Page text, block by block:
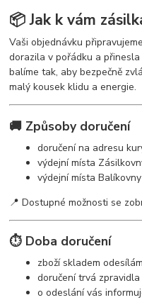
📦 Jak k vám
Vaši objednávku
dorazila v pořádku a
balíme tak, aby bezpečně
malý kousek klidu a energie.
🚚 Způsoby doručení
doručení na adresu
výdejní místa
výdejní místa Balíkovny
📍 Dostupné možnosti se
⏱️ Doba doručení
zboží skladem
doručení trvá zpravidla
o odeslání vás